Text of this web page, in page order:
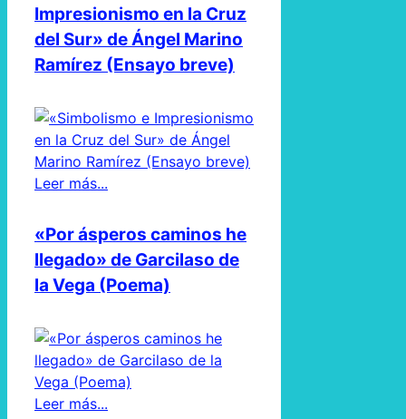
Impresionismo en la Cruz
del Sur» de Ángel Marino
Ramírez (Ensayo breve)
Leer más...
«Por ásperos caminos he
llegado» de Garcilaso de
la Vega (Poema)
Leer más...